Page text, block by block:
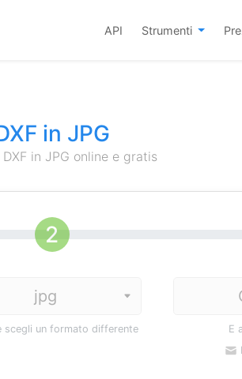
API Strumenti
in JPG
in JPG online e gratis
scegli un formato differente E